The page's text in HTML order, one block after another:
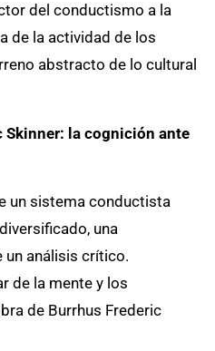
del conductismo a la
de la actividad de los
abstracto de lo cultural
Skinner: la cognición ante
un sistema conductista
una
un análisis crítico.
de la mente y los
de Burrhus Frederic